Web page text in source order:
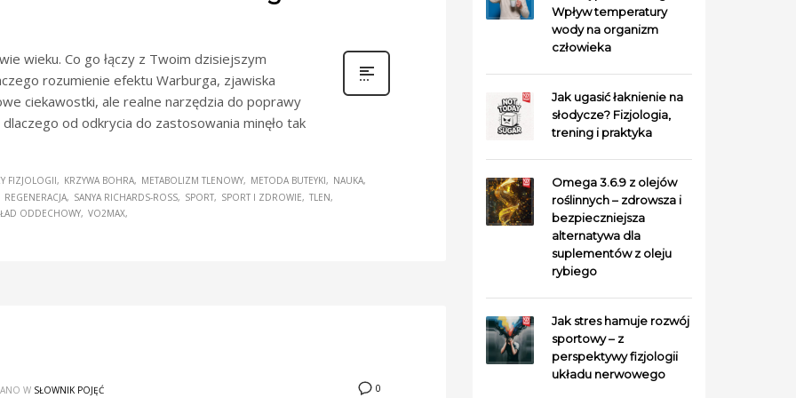
wieku. Co go łączy z Twoim dzisiejszym
rozumienie efektu Warburga, zjawiska
ciekawostki, ale realne narzędzia do poprawy
od odkrycia do zastosowania minęło tak
FIZJOLOGII KRZYWA BOHRA METABOLIZM TLENOWY METODA BUTEYKI
NAUKA
REGENERACJA
SANYA RICHARDS-ROSS SPORT SPORT I ZDROWIE
TLEN
ODDECHOWY VO2MAX
0
W SŁOWNIK POJĘĆ
Wpływ temperatury
wody na organizm
człowieka
Jak ugasić łaknienie na
słodycze? Fizjologia,
trening i praktyka
Omega 3.6.9 z olejów
roślinnych – zdrowsza i
bezpieczniejsza
alternatywa dla
suplementów z oleju
rybiego
Jak stres hamuje rozwój
sportowy – z
perspektywy fizjologii
układu nerwowego